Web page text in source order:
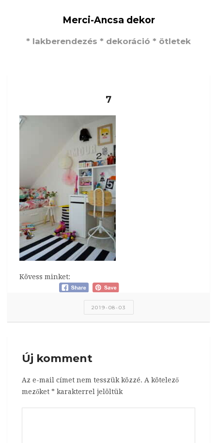
Merci-Ancsa dekor
* lakberendezés * dekoráció * ötletek
7
Kövess minket:
2019-08-03
Új komment
Az e-mail címet nem tesszük közzé. A kötelező
mezőket * karakterrel jelöltük